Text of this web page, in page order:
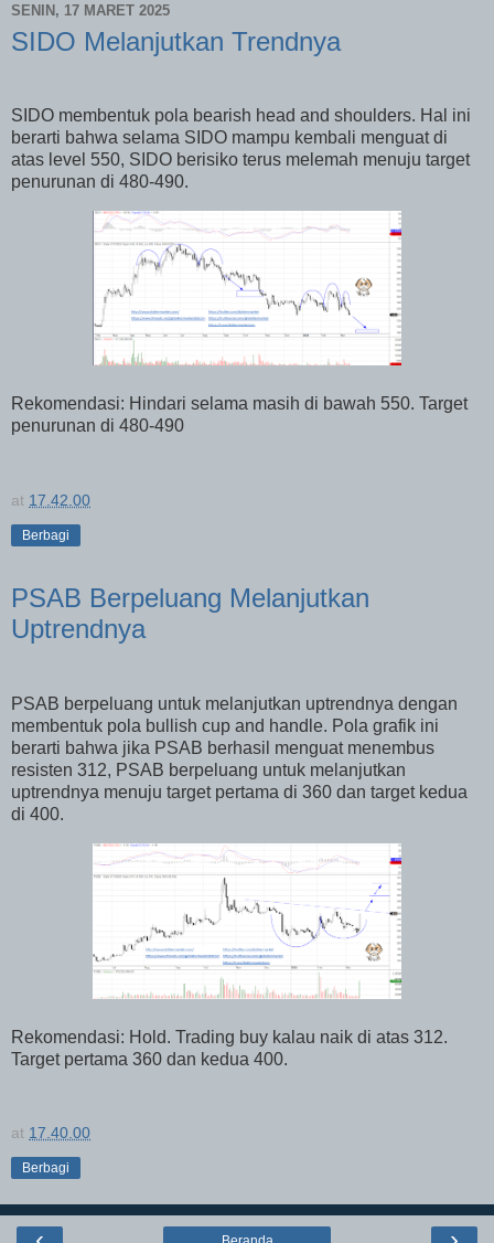
SENIN, 17 MARET 2025
SIDO Melanjutkan Trendnya
SIDO membentuk pola bearish head and shoulders. Hal ini
berarti bahwa selama SIDO mampu kembali menguat di
atas level 550, SIDO berisiko terus melemah menuju target
penurunan di 480-490.
Rekomendasi: Hindari selama masih di bawah 550. Target
penurunan di 480-490
at 17.42.00
Berbagi
PSAB Berpeluang Melanjutkan
Uptrendnya
PSAB berpeluang untuk melanjutkan uptrendnya dengan
membentuk pola bullish cup and handle. Pola grafik ini
berarti bahwa jika PSAB berhasil menguat menembus
resisten 312, PSAB berpeluang untuk melanjutkan
uptrendnya menuju target pertama di 360 dan target kedua
di 400.
Rekomendasi: Hold. Trading buy kalau naik di atas 312.
Target pertama 360 dan kedua 400.
at 17.40.00
Berbagi